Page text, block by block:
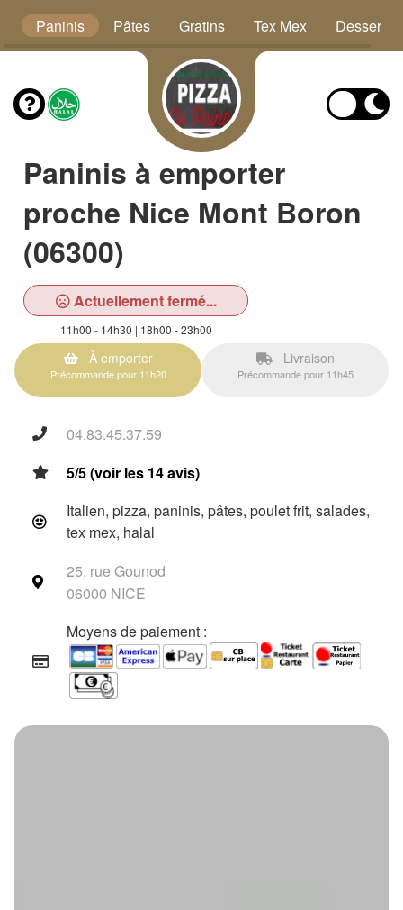
Paninis Pâtes Gratins Tex Mex Desserts
Paninis à emporter
proche Nice Mont Boron
(06300)
Actuellement fermé...
11h00 - 14h30 | 18h00 - 23h00
À emporter
Précommande pour 11h20
Livraison
Précommande pour 11h45
04.83.45.37.59
5/5 (voir les 14 avis)
Italien, pizza, paninis, pâtes, poulet frit, salades,
tex mex, halal
25, rue Gounod
06000 NICE
Moyens de paiement :